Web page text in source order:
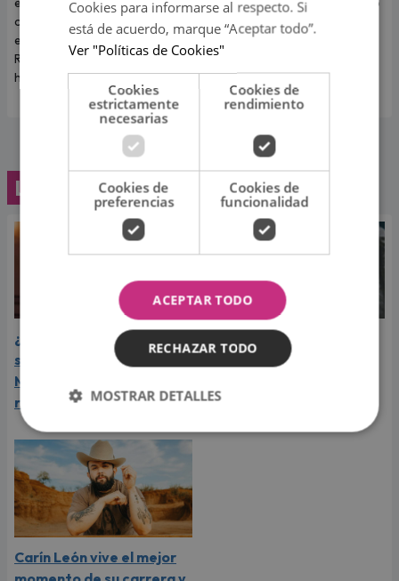
contó cómo realmente afrontó
el fin de su relación con Korina
Rivadeneira, madre de sus dos
hijos.
es guerra' ocurrió en pleno
programa en vivo.
Lo último
¿Greeicy espera a su
segundo hijo? Video de
Mike Bahía desata
rumores
Laura Pausini reveló cuál
de sus éxitos es su
sus seguidores
Carín León vive el mejor
Cookies para informarse al respecto. Si
está de acuerdo, marque “Aceptar todo”.
Ver "Políticas de Cookies"
Cookies
estrictamente
necesarias
Cookies de
rendimiento
Cookies de
preferencias
Cookies de
funcionalidad
ACEPTAR TODO
RECHAZAR TODO
MOSTRAR DETALLES